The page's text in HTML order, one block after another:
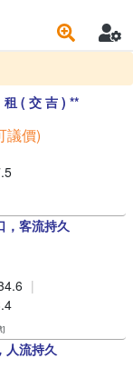
( 交 吉 ) **
議價)
，客流持久
$34.6
]
人流持久